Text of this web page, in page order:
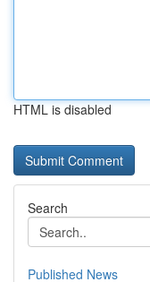
HTML is disabled
Search
Published News